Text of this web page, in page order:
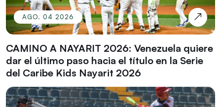
AGO. 04 2026
CAMINO A NAYARIT 2026: Venezuela quiere
dar el último paso hacia el título en la Serie
del Caribe Kids Nayarit 2026